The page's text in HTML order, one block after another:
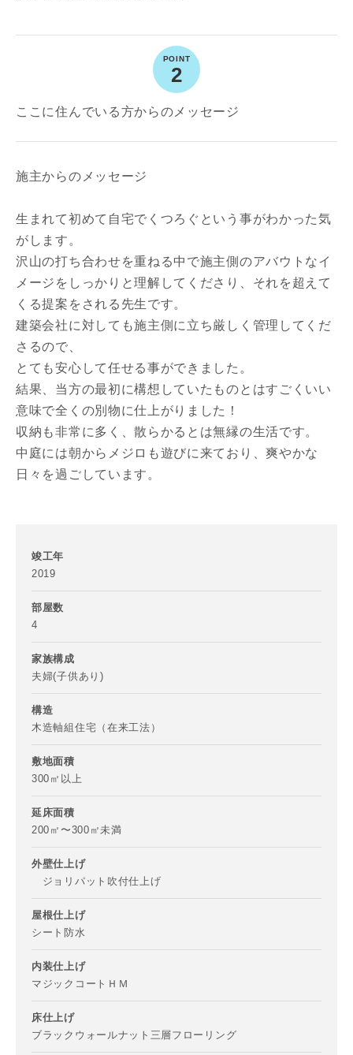
2
ここに住んでいる方からのメッセージ
施主からのメッセージ
生まれて初めて自宅でくつろぐという事がわかった気
がします。
沢山の打ち合わせを重ねる中で施主側のアバウトなイ
メージをしっかりと理解してくださり、それを超えて
くる提案をされる先生です。
建築会社に対しても施主側に立ち厳しく管理してくだ
さるので、
とても安心して任せる事ができました。
結果、当方の最初に構想していたものとはすごくいい
意味で全くの別物に仕上がりました！
収納も非常に多く、散らかるとは無縁の生活です。
中庭には朝からメジロも遊びに来ており、爽やかな
日々を過ごしています。
竣工年
2019
部屋数
4
家族構成
夫婦(子供あり)
構造
木造軸組住宅（在来工法）
敷地面積
300㎡以上
延床面積
200㎡〜300㎡未満
外壁仕上げ
ジョリパット吹付仕上げ
屋根仕上げ
シート防水
内装仕上げ
マジックコートＨＭ
床仕上げ
ブラックウォールナット三層フローリング
お名前
メールアドレス
ご住所
都道府県
市区町村